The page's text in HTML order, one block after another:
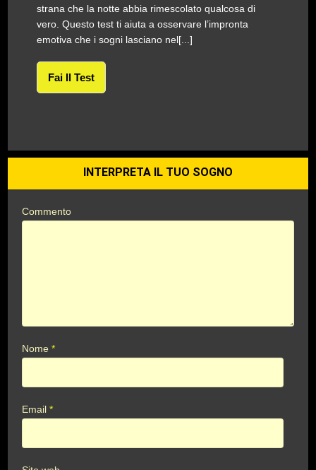
strana che la notte abbia rimescolato qualcosa di
vero. Questo test ti aiuta a osservare l’impronta
emotiva che i sogni lasciano nel[...]
Fai Il Test
INTERPRETA IL TUO SOGNO
Commento
Nome*
Email*